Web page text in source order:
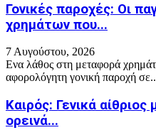
Γονικές παροχές: Οι
χρημάτων που...
7 Αυγούστου, 2026
Ενα λάθος στη μεταφορά
αφορολόγητη γονική παροχή
Καιρός: Γενικά
ορεινά...